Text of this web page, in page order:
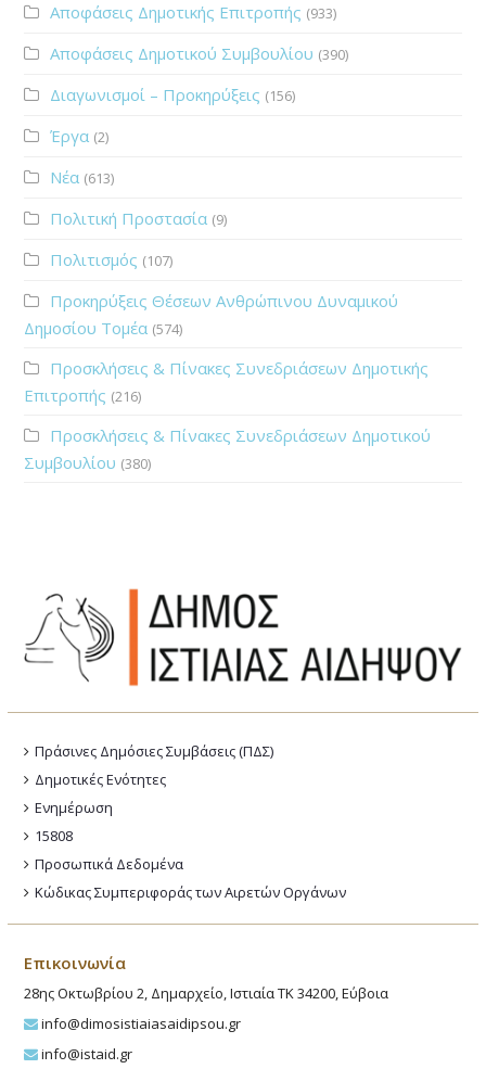
Αποφάσεις Δημοτικής Επιτροπής (933)
Αποφάσεις Δημοτικού Συμβουλίου (390)
Διαγωνισμοί – Προκηρύξεις (156)
Έργα (2)
Νέα (613)
Πολιτική Προστασία (9)
Πολιτισμός (107)
Προκηρύξεις Θέσεων Ανθρώπινου Δυναμικού
Δημοσίου Τομέα (574)
Προσκλήσεις & Πίνακες Συνεδριάσεων Δημοτικής
Επιτροπής (216)
Προσκλήσεις & Πίνακες Συνεδριάσεων Δημοτικού
Συμβουλίου (380)
Πράσινες Δημόσιες Συμβάσεις (ΠΔΣ)
Δημοτικές Ενότητες
Ενημέρωση
15808
Προσωπικά Δεδομένα
Κώδικας Συμπεριφοράς των Αιρετών Οργάνων
Επικοινωνία
28ης Οκτωβρίου 2, Δημαρχείο, Ιστιαία ΤΚ 34200, Εύβοια
info@dimosistiaiasaidipsou.gr
info@istaid.gr